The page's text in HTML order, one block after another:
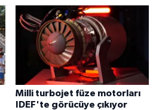
Milli turbojet füze motorları
IDEF'te görücüye çıkıyor